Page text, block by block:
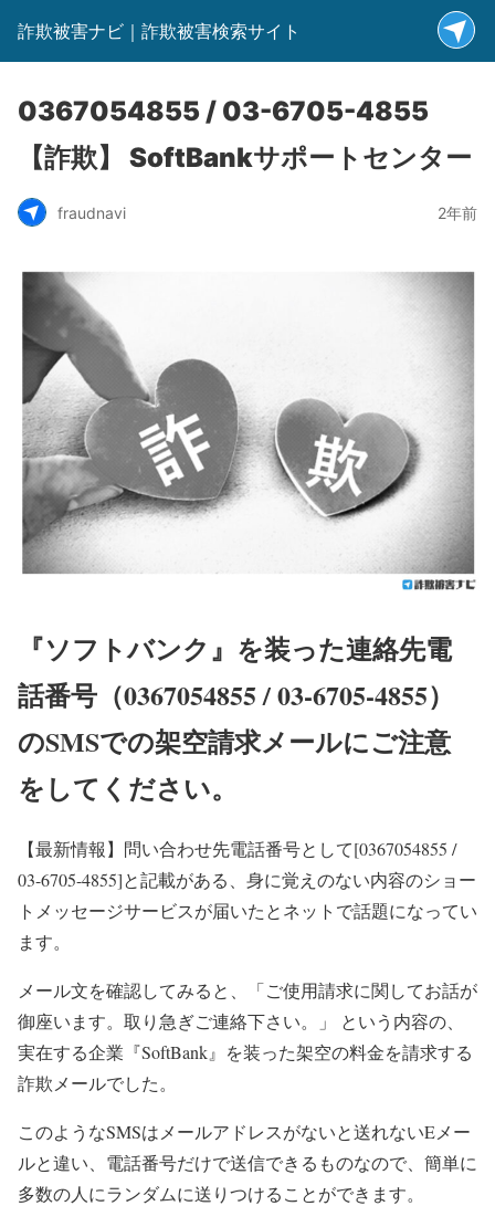
詐欺被害ナビ｜詐欺被害検索サイト
0367054855 / 03-6705-4855
【詐欺】 SoftBankサポートセンター
fraudnavi 2年前
『ソフトバンク』を装った連絡先電
話番号（0367054855 / 03-6705-4855）
のSMSでの架空請求メールにご注意
をしてください。
【最新情報】 問い合わせ先電話番号として[0367054855 /
03-6705-4855]と記載がある、身に覚えのない内容のショー
トメッセージサービスが届いたとネットで話題になってい
ます。
メール文を確認してみると、「ご使用請求に関してお話が
御座います。取り急ぎご連絡下さい。」 という内容の、
実在する企業『SoftBank』を装った架空の料金を請求する
詐欺メールでした。
このようなSMSはメールアドレスがないと送れないEメー
ルと違い、電話番号だけで送信できるものなので、簡単に
多数の人にランダムに送りつけることができます。